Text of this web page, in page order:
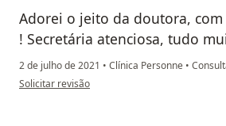
Adorei o jeito da doutora, com
! Secretária atenciosa, tudo
2 de julho de 2021 • Clínica Personne •
na opinião do utilizador Katia Ferreira Vivian
Solicitar revisão